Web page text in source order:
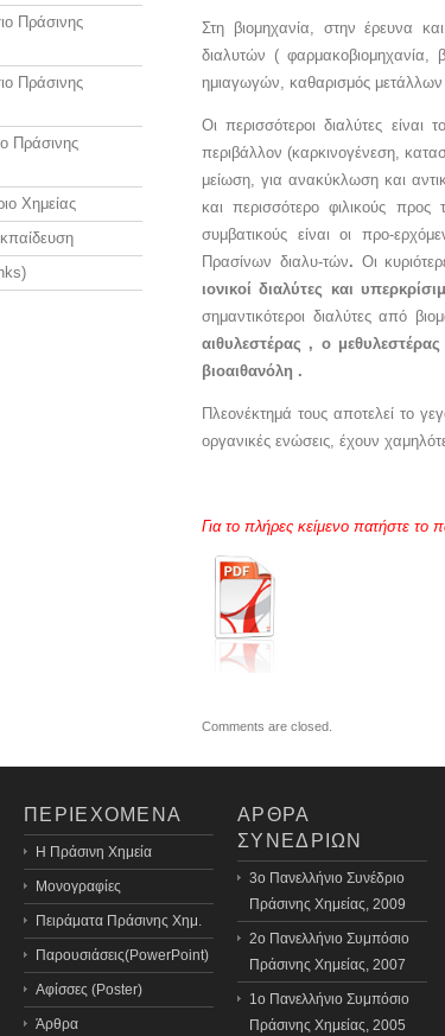
Στη βιομηχανία, στην έρευνα
διαλυτών ( φαρμακοβιομηχανία,
ημιαγωγών, καθαρισμός
Οι περισσότεροι διαλύτες είναι
περιβάλλον (καρκινογένεση,
μείωση, για ανακύκλωση και
και περισσότερο φιλικούς
συμβατικούς είναι οι προ-
Πρασίνων διαλυ-τών. Οι
ιονικοί διαλύτες και
σημαντικότεροι διαλύτες από
αιθυλεστέρας , ο
βιοαιθανόλη .
Πλεονέκτημά τους αποτελεί το
οργανικές ενώσεις, έχουν
Για το πλήρες κείμενο πατήστε το
Comments are closed.
Πράσινης
Πράσινης
Πράσινης
Χημείας
ΠΕΡΙΕΧΟΜΕΝΑ
H Πράσινη Χημεία
Μονογραφίες
Πειράματα Πράσινης Χημ.
Παρουσιάσεις(PowerPoint)
Αφίσσες (Poster)
Άρθρα
ΑΡΘΡΑ
ΣΥΝΕΔΡΙΩΝ
3o Πανελλήνιο Συνέδριο
Πράσινης Χημείας, 2009
2ο Πανελλήνιο Συμπόσιο
Πράσινης Χημείας, 2007
1ο Πανελλήνιο Συμπόσιο
Πράσινης Χημείας, 2005